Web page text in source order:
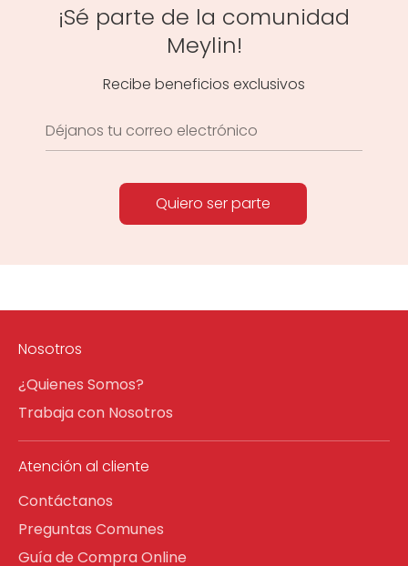
¡Sé parte de la comunidad
Meylin!
Recibe beneficios exclusivos
Déjanos tu correo electrónico
Quiero ser parte
Nosotros
¿Quienes Somos?
Trabaja con Nosotros
Atención al cliente
Contáctanos
Preguntas Comunes
Guía de Compra Online